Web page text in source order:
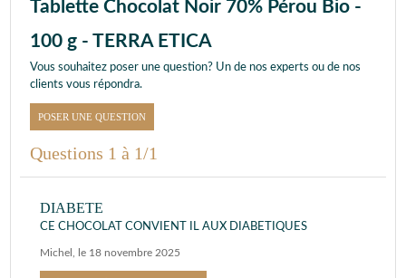
Tablette Chocolat Noir 70% Pérou Bio -
100 g - TERRA ETICA
Vous souhaitez poser une question? Un de nos experts ou de nos
clients vous répondra.
POSER UNE QUESTION
Questions 1 à 1/1
DIABETE
CE CHOCOLAT CONVIENT IL AUX DIABETIQUES
Michel , le 18 novembre 2025